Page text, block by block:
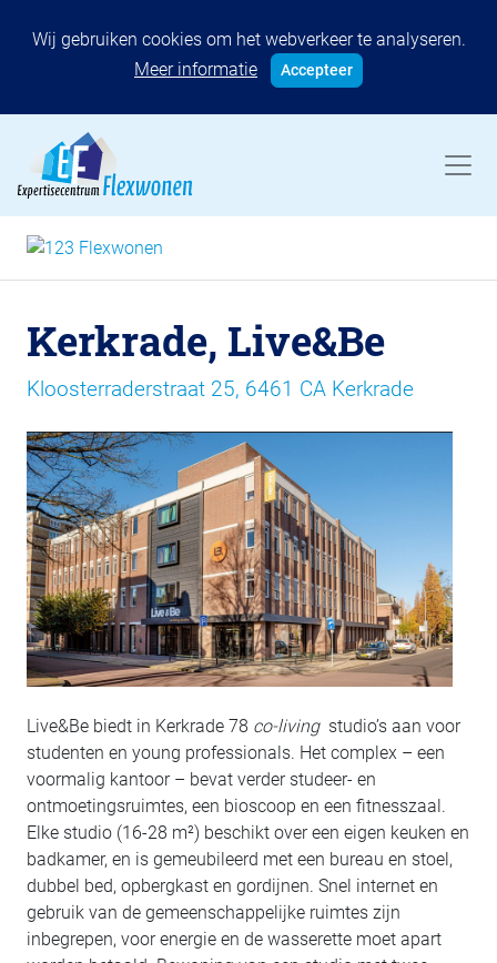
Wij gebruiken cookies om het webverkeer te analyseren.
Meer informatie
Accepteer
Kerkrade, Live&Be
Kloosterraderstraat 25, 6461 CA Kerkrade
Live&Be biedt in Kerkrade 78 co-living studio’s aan voor
studenten en young professionals. Het complex – een
voormalig kantoor – bevat verder studeer- en
ontmoetingsruimtes, een bioscoop en een fitnesszaal.
Elke studio (16-28 m²) beschikt over een eigen keuken en
badkamer, en is gemeubileerd met een bureau en stoel,
dubbel bed, opbergkast en gordijnen. Snel internet en
gebruik van de gemeenschappelijke ruimtes zijn
inbegrepen, voor energie en de wasserette moet apart